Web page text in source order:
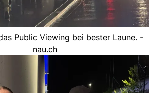
Public Viewing bei bester Laune. -
nau.ch